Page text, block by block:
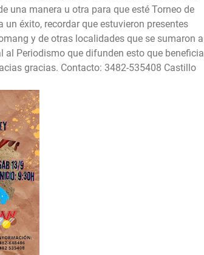
una manera u otra para que esté Torneo de
éxito, recordar que estuvieron presentes
y de otras localidades que se sumaron a
Periodismo que difunden esto que beneficia
gracias. Contacto: 3482-535408 Castillo